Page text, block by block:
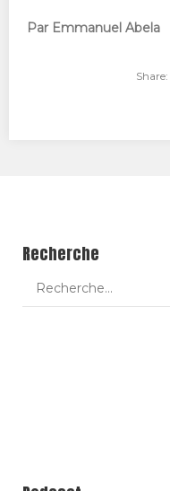
Par Emmanuel Abela
Share:
Recherche